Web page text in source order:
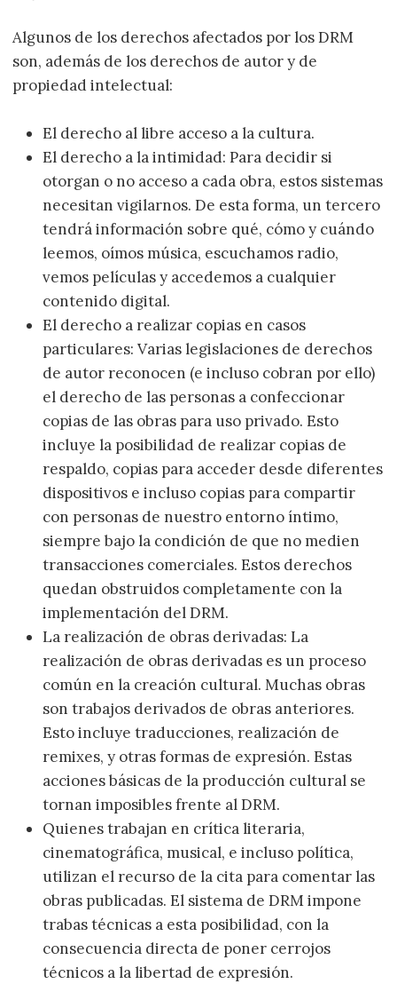
Algunos de los derechos afectados por los DRM
son, además de los derechos de autor y de
propiedad intelectual:
El derecho al libre acceso a la cultura.
El derecho a la intimidad: Para decidir si
otorgan o no acceso a cada obra, estos sistemas
necesitan vigilarnos. De esta forma, un tercero
tendrá información sobre qué, cómo y cuándo
leemos, oímos música, escuchamos radio,
vemos películas y accedemos a cualquier
contenido digital.
El derecho a realizar copias en casos
particulares: Varias legislaciones de derechos
de autor reconocen (e incluso cobran por ello)
el derecho de las personas a confeccionar
copias de las obras para uso privado. Esto
incluye la posibilidad de realizar copias de
respaldo, copias para acceder desde diferentes
dispositivos e incluso copias para compartir
con personas de nuestro entorno íntimo,
siempre bajo la condición de que no medien
transacciones comerciales. Estos derechos
quedan obstruidos completamente con la
implementación del DRM.
La realización de obras derivadas: La
realización de obras derivadas es un proceso
común en la creación cultural. Muchas obras
son trabajos derivados de obras anteriores.
Esto incluye traducciones, realización de
remixes, y otras formas de expresión. Estas
acciones básicas de la producción cultural se
tornan imposibles frente al DRM.
Quienes trabajan en crítica literaria,
cinematográfica, musical, e incluso política,
utilizan el recurso de la cita para comentar las
obras publicadas. El sistema de DRM impone
trabas técnicas a esta posibilidad, con la
consecuencia directa de poner cerrojos
técnicos a la libertad de expresión.